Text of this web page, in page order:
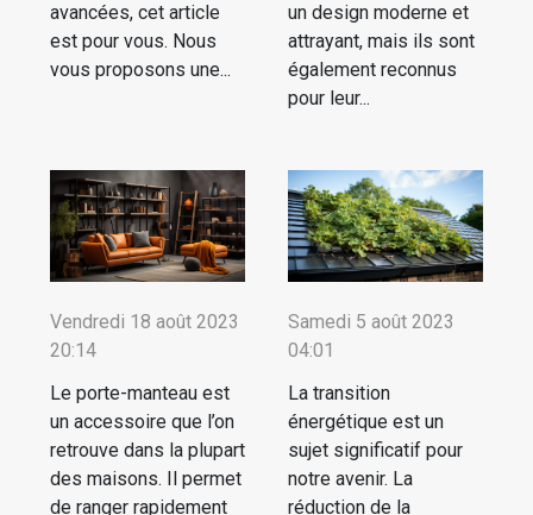
avancées, cet article
est pour vous. Nous
vous proposons une...
un design moderne et
attrayant, mais ils sont
également reconnus
pour leur...
Vendredi 18 août 2023
20:14
Le porte-manteau est
un accessoire que l’on
retrouve dans la plupart
des maisons. Il permet
de ranger rapidement
Samedi 5 août 2023
04:01
La transition
énergétique est un
sujet significatif pour
notre avenir. La
réduction de la